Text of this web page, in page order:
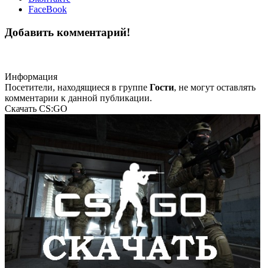
FaceBook
Добавить комментарий!
Информация
Посетители, находящиеся в группе Гости, не могут оставлять
комментарии к данной публикации.
Скачать CS:GO